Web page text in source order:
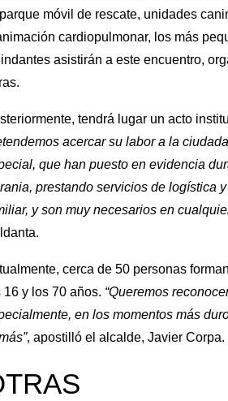
móvil de rescate, unidades
cardiopulmonar, los más
asistirán a este encuentro,
tendrá lugar un acto
acercar su labor a la
que han puesto en evidencia
prestando servicios de logística
y son muy necesarios en
cerca de 50 personas
16 y los 70 años. “Queremos
en los momentos más
, apostilló el alcalde, Javier Corpa.